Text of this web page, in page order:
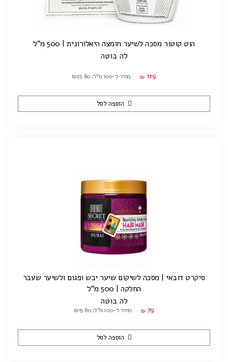
הוט קוטור מסכה לשיער חומצה היאלורונית | 500 מ"ל
לה בוטה
₪ 119 מחיר ל-100 מ"ל: ₪23.80
הוספה לסל
סיקרט דובאי | מסכה לשיקום שיער יבש ופגום ולשיער שעבר
החלקה | 500 מ"ל
לה בוטה
₪ 79 מחיר ל-100 מ"ל: ₪15.80
הוספה לסל